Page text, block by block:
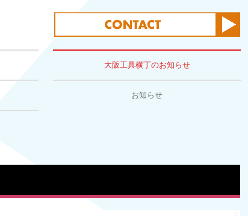
大阪工具横丁のお知らせ
お知らせ